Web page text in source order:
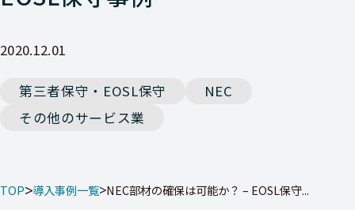
2020.12.01
第三者保守・EOSL保守
NEC
その他のサービス業
TOP 導入事例一覧 NEC部材の確保は可能か？ – EOSL保守...